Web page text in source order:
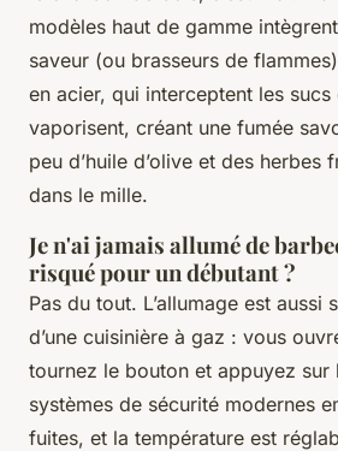
modèles haut de gamme
saveur (ou brasseurs de
en acier, qui interceptent les
vaporisent, créant une fumée
peu d’huile d’olive et des herbes
dans le mille.
Je n'ai jamais allumé de
risqué pour un débutant ?
Pas du tout. L’allumage est aussi
d’une cuisinière à gaz : vous
tournez le bouton et appuyez sur
systèmes de sécurité modernes
fuites, et la température est